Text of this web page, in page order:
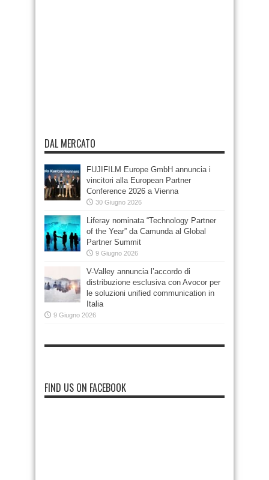
DAL MERCATO
FUJIFILM Europe GmbH annuncia i
vincitori alla European Partner
Conference 2026 a Vienna
30 Giugno 2026
Liferay nominata “Technology Partner
of the Year” da Camunda al Global
Partner Summit
9 Giugno 2026
V-Valley annuncia l’accordo di
distribuzione esclusiva con Avocor per
le soluzioni unified communication in
Italia
9 Giugno 2026
FIND US ON FACEBOOK